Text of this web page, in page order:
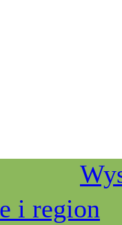
i region